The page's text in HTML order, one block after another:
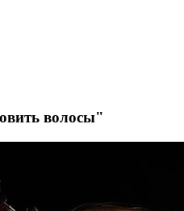
волосы"